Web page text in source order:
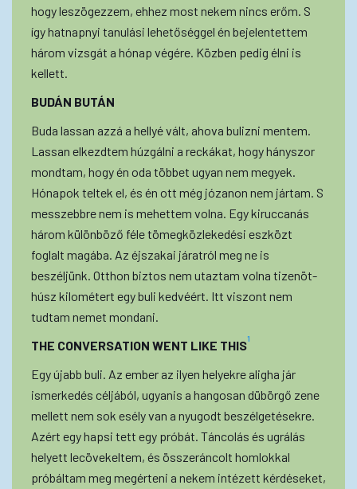
hogy leszögezzem, ehhez most nekem nincs erőm. S
így hatnapnyi tanulási lehetőséggel én bejelentettem
három vizsgát a hónap végére. Közben pedig élni is
kellett.
BUDÁN BUTÁN
Buda lassan azzá a hellyé vált, ahova bulizni mentem.
Lassan elkezdtem húzgálni a reckákat, hogy hányszor
mondtam, hogy én oda többet ugyan nem megyek.
Hónapok teltek el, és én ott még józanon nem jártam. S
messzebbre nem is mehettem volna. Egy kiruccanás
három különböző féle tömegközlekedési eszközt
foglalt magába. Az éjszakai járatról meg ne is
beszéljünk. Otthon biztos nem utaztam volna tizenöt-
húsz kilométert egy buli kedvéért. Itt viszont nem
tudtam nemet mondani.
THE CONVERSATION WENT LIKE THIS1
Egy újabb buli. Az ember az ilyen helyekre aligha jár
ismerkedés céljából, ugyanis a hangosan dübörgő zene
mellett nem sok esély van a nyugodt beszélgetésekre.
Azért egy hapsi tett egy próbát. Táncolás és ugrálás
helyett lecövekeltem, és összeráncolt homlokkal
próbáltam meg megérteni a nekem intézett kérdéseket,